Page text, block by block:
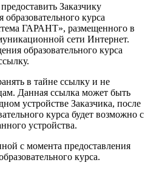
Заказчику
курса
ГАРАНТ», размещенного в
сети Интернет.
образовательного курса
в тайне ссылку и не
Данная ссылка может быть
устройстве Заказчика, после
курса будет возможно с
устройства.
с момента предоставления
курса.